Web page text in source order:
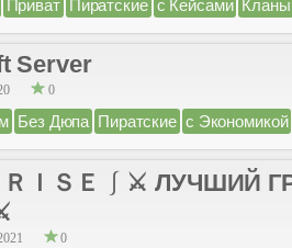
Приват Пиратские с Кейсами Кланы
Server
0
Без Дюпа Пиратские с Экономикой
ＲＩＳＥ ⎰ ⚔ ЛУЧШИЙ
0